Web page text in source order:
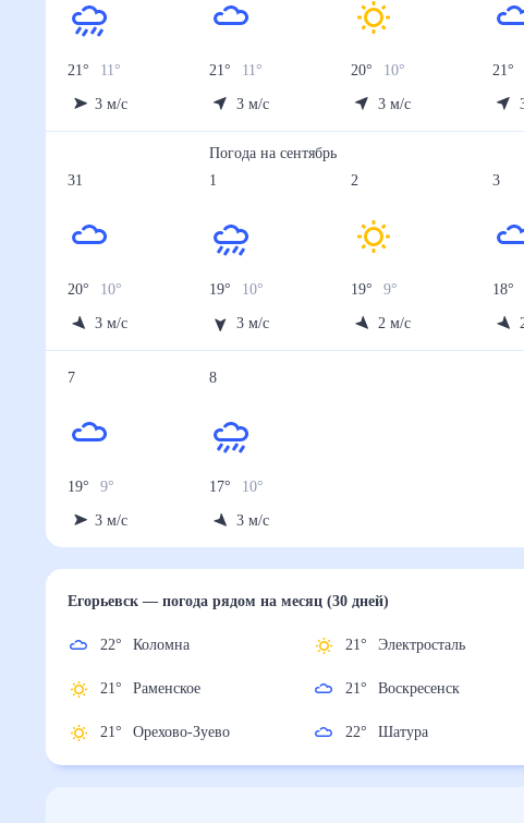
21° 11°
3 м/с
21° 11°
3 м/с
20° 10°
3 м/с
21°
31
20° 10°
3 м/с
Погода насентябрь
1
19° 10°
3 м/с
2
19° 9°
2 м/с
3
18°
7
19° 9°
3 м/с
8
17° 10°
3 м/с
Егорьевск— погода рядомна месяц (30 дней)
22° Коломна
21° Раменское
21° Орехово-Зуево
21° Электросталь
21° Воскресенск
22° Шатура